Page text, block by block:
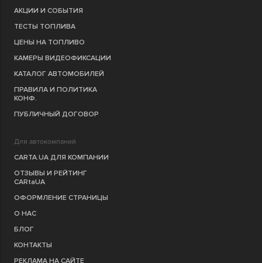
АКЦИИ И СОБЫТИЯ
ТЕСТЫ ТОПЛИВА
ЦЕНЫ НА ТОПЛИВО
КАМЕРЫ ВИДЕОФИКСАЦИИ
КАТАЛОГ АВТОМОБИЛЕЙ
ПРАВИЛА И ПОЛИТИКА
КОНФ.
ПУБЛИЧНЫЙ ДОГОВОР
Для автокомпаний
CARTA.UA ДЛЯ КОМПАНИИ
ОТЗЫВЫ И РЕЙТИНГ
CARtaUA
ОФОРМЛЕНИЕ СТРАНИЦЫ
О НАС
БЛОГ
КОНТАКТЫ
РЕКЛАМА НА САЙТЕ